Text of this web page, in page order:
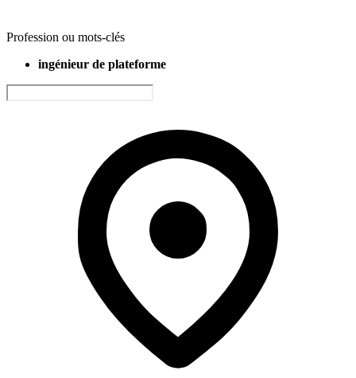
Profession ou mots-clés
ingénieur de plateforme